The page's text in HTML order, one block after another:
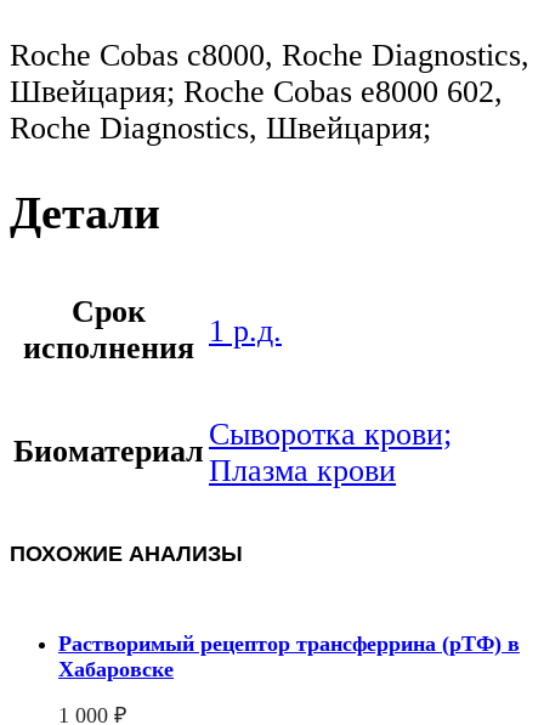
Roche Cobas c8000, Roche Diagnostics,
Швейцария; Roche Cobas e8000 602,
Roche Diagnostics, Швейцария;
Детали
Срок
исполнения 1 р.д.
Биоматериал Сыворотка крови;
Плазма крови
ПОХОЖИЕ АНАЛИЗЫ
Растворимый рецептор трансферрина (рТФ) в
Хабаровске
1 000 ₽